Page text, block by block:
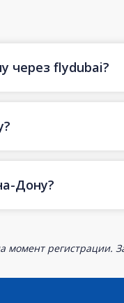
через flydubai?
Дону?
регистрации.